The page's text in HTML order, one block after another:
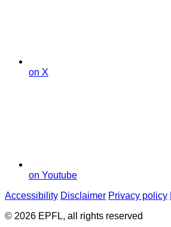
on X
on Youtube
Accessibility Disclaimer Privacy policy
© 2026 EPFL, all rights reserved